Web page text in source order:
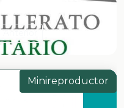
Anterior
Minireproductor